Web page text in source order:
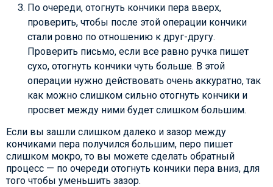
По очереди, отогнуть кончики пера вверх,
проверить, чтобы после этой операции кончики
стали ровно по отношению к друг-другу.
Проверить письмо, если все равно ручка пишет
сухо, отогнуть кончики чуть больше. В этой
операции нужно действовать очень аккуратно, так
как можно слишком сильно отогнуть кончики и
просвет между ними будет слишком большим.
Если вы зашли слишком далеко и зазор между
кончиками пера получился большим, перо пишет
слишком мокро, то вы можете сделать обратный
процесс — по очереди отогнуть кончики пера вниз, для
того чтобы уменьшить зазор.